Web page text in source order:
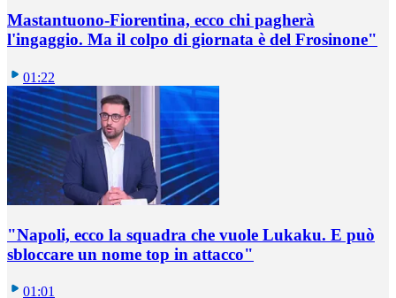
Mastantuono-Fiorentina, ecco chi pagherà
l'ingaggio. Ma il colpo di giornata è del Frosinone"
01:22
"Napoli, ecco la squadra che vuole Lukaku. E può
sbloccare un nome top in attacco"
01:01